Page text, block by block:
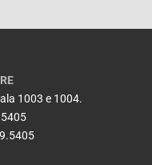
1003 e 1004.